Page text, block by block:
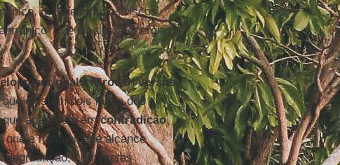
maiores são os riscos
que dissipa a energia
goals: Growth versus
existem dois lados dos
que aparecem emcontradição
a humanidade alcance
degradação, com metas